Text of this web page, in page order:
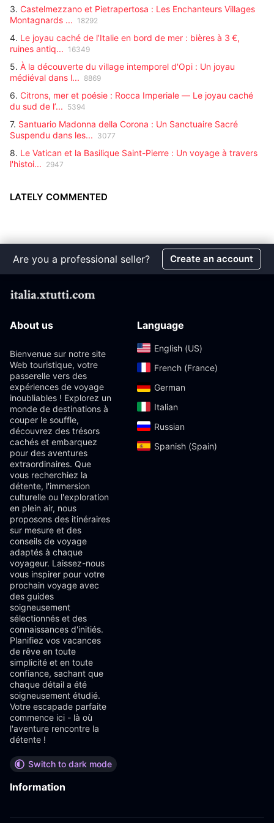
3. Castelmezzano et Pietrapertosa : Les Enchanteurs Villages
Montagnards ... 18292
4. Le joyau caché de l’Italie en bord de mer : bières à 3 €,
ruines antiq... 16349
5. À la découverte du village intemporel d'Opi : Un joyau
médiéval dans l... 8869
6. Citrons, mer et poésie : Rocca Imperiale — Le joyau caché
du sud de l’... 5394
7. Santuario Madonna della Corona : Un Sanctuaire Sacré
Suspendu dans les... 3077
8. Le Vatican et la Basilique Saint-Pierre : Un voyage à travers
l'histoi... 2947
LATELY COMMENTED
Are you a professional seller? Create an account
About us
Bienvenue sur notre site
Web touristique, votre
passerelle vers des
expériences de voyage
inoubliables ! Explorez un
monde de destinations à
couper le souffle,
découvrez des trésors
cachés et embarquez
pour des aventures
extraordinaires. Que
vous recherchiez la
détente, l'immersion
culturelle ou l'exploration
en plein air, nous
proposons des itinéraires
sur mesure et des
conseils de voyage
adaptés à chaque
voyageur. Laissez-nous
vous inspirer pour votre
prochain voyage avec
des guides
soigneusement
sélectionnés et des
connaissances d'initiés.
Planifiez vos vacances
de rêve en toute
simplicité et en toute
confiance, sachant que
chaque détail a été
soigneusement étudié.
Votre escapade parfaite
commence ici - là où
l'aventure rencontre la
détente !
Switch to dark mode
Language
English (US)‎
French (France)‎
German‎
Italian‎
Russian‎
Spanish (Spain)‎
Information